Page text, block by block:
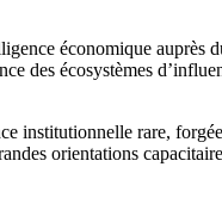
économique auprès
des écosystèmes
institutionnelle rare,
orientations